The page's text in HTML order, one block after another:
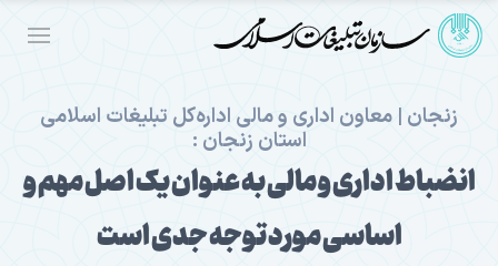
زنجان | معاون اداری و مالی اداره‌کل تبلیغات اسلامی
استان زنجان :
انضباط اداری و مالی به عنوان یک اصل مهم و
اساسی مورد توجه جدی است